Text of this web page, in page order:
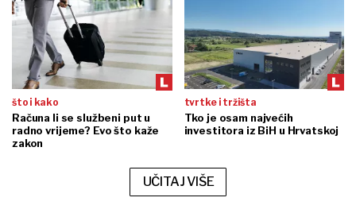
što i kako
Računa li se službeni put u
radno vrijeme? Evo što kaže
zakon
tvrtke i tržišta
Tko je osam najvećih
investitora iz BiH u Hrvatskoj
UČITAJ VIŠE